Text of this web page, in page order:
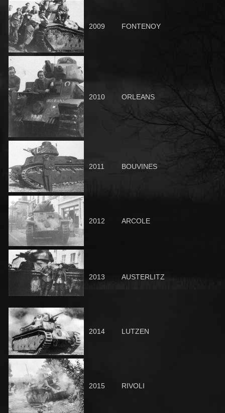
2009 FONTENOY
2010 ORLEANS
2011 BOUVINES
2012 ARCOLE
2013 AUSTERLITZ
2014 LUTZEN
2015 RIVOLI